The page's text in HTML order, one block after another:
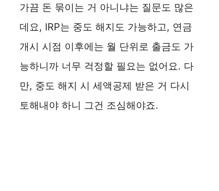
가끔 돈 묶이는 거 아니냐는 질문도 많은
데요, IRP는 중도 해지도 가능하고, 연금
개시 시점 이후에는 월 단위로 출금도 가
능하니까 너무 걱정할 필요는 없어요. 다
만, 중도 해지 시 세액공제 받은 거 다시
토해내야 하니 그건 조심해야죠.